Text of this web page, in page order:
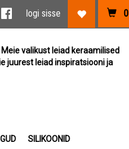
0
Lemmikute link
logi sisse
Facebook link
link
valikust leiad keraamilised
juurest leiad inspiratsiooni ja
SILIKOONID